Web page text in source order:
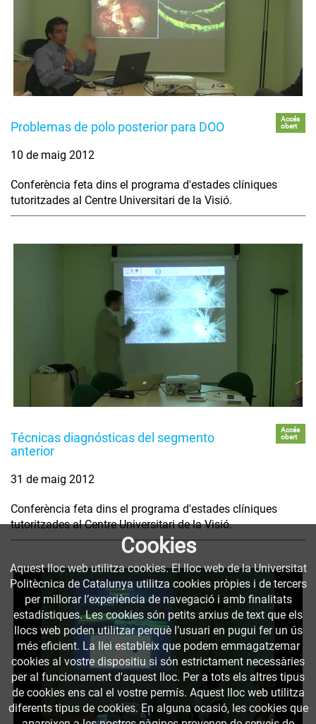
Problemas de polo posterior para DOO
Accés
obert
10 de maig 2012
Conferència feta dins el programa d'estades clíniques
tutoritzades al Centre Universitari de la Visió.
Técnicas diagnósticas del segmento
anterior
Accés
obert
31 de maig 2012
Conferència feta dins el programa d'estades clíniques
tutoritzades al Centre Universitari de la Visió.
Cookies
Aquest lloc web utilitza cookies. El lloc web de la Universitat
Politècnica de Catalunya utilitza cookies pròpies i de tercers
per millorar l’experiència de navegació i amb finalitats
estadístiques. Les cookies són petits arxius de text que els
llocs web poden utilitzar perquè l’usuari en pugui fer un ús
més eficient. La llei estableix que podem emmagatzemar
cookies al vostre dispositiu si són estrictament necessàries
per al funcionament d'aquest lloc. Per a tots els altres tipus
de cookies ens cal el vostre permís. Aquest lloc web utilitza
diferents tipus de cookies. En alguna ocasió, les cookies que